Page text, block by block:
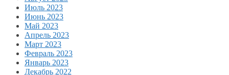
Июль 2023
Июнь 2023
Май 2023
Апрель 2023
Март 2023
Февраль 2023
Январь 2023
Декабрь 2022